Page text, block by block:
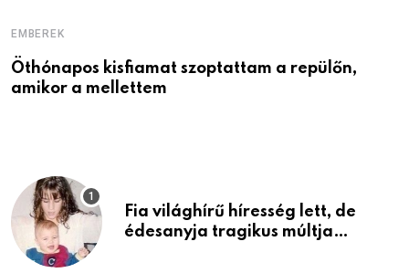
EMBEREK
Öthónapos kisfiamat szoptattam a repülőn,
amikor a mellettem
Fia világhírű híresség lett, de
édesanyja tragikus múltja